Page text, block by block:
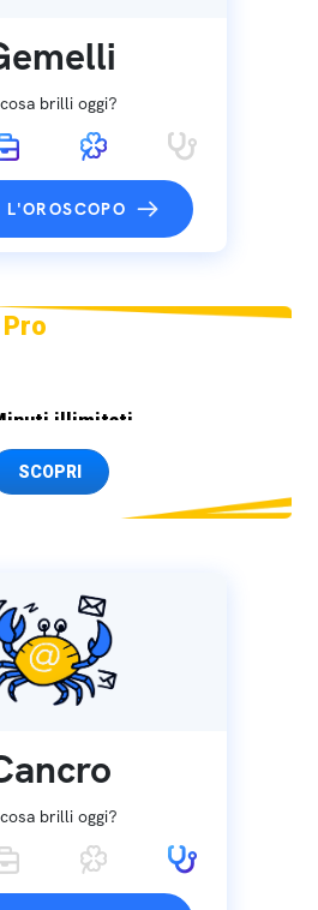
brilli oggi?
L'OROSCOPO
illimitati
SCOPRI
brilli oggi?